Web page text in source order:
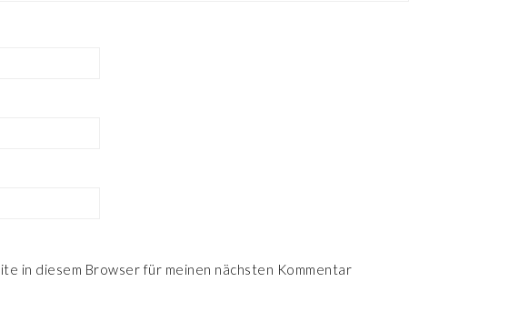
in diesem Browser für meinen nächsten Kommentar